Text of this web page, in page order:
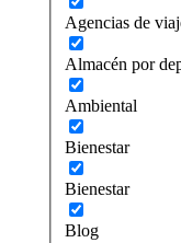
Agencias de
Almacén por
Ambiental
Bienestar
Bienestar
Blog